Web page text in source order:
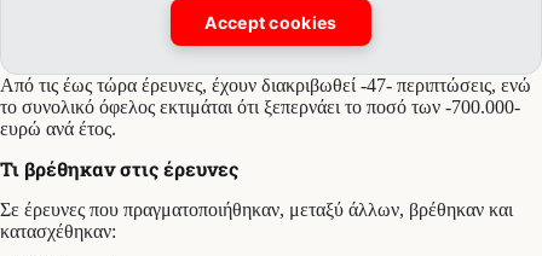
Accept cookies
Από τις έως τώρα έρευνες, έχουν διακριβωθεί -47- περιπτώσεις, ενώ
το συνολικό όφελος εκτιμάται ότι ξεπερνάει το ποσό των -700.000-
ευρώ ανά έτος.
Τι βρέθηκαν στις έρευνες
Σε έρευνες που πραγματοποιήθηκαν, μεταξύ άλλων, βρέθηκαν και
κατασχέθηκαν: